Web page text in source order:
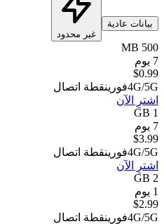
بيانات عادية
غير محدود
500 MB
7 يوم
$0.99
4G/5Gفورينقطة اتصال
اشترِ الآن
1 GB
7 يوم
$3.99
4G/5Gفورينقطة اتصال
اشترِ الآن
2 GB
1 يوم
$2.99
4G/5Gفورينقطة اتصال